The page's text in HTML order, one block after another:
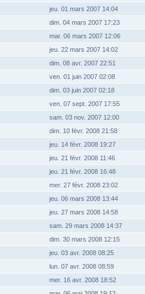
jeu. 01 mars 2007 14:04
dim. 04 mars 2007 17:23
mar. 06 mars 2007 12:06
jeu. 22 mars 2007 14:02
dim. 08 avr. 2007 22:51
ven. 01 juin 2007 02:08
dim. 03 juin 2007 02:18
ven. 07 sept. 2007 17:55
sam. 03 nov. 2007 12:00
dim. 10 févr. 2008 21:58
jeu. 14 févr. 2008 19:27
jeu. 21 févr. 2008 11:46
jeu. 21 févr. 2008 16:48
mer. 27 févr. 2008 23:02
jeu. 06 mars 2008 13:44
jeu. 27 mars 2008 14:58
sam. 29 mars 2008 14:37
dim. 30 mars 2008 12:15
jeu. 03 avr. 2008 08:25
lun. 07 avr. 2008 08:59
mer. 16 avr. 2008 18:52